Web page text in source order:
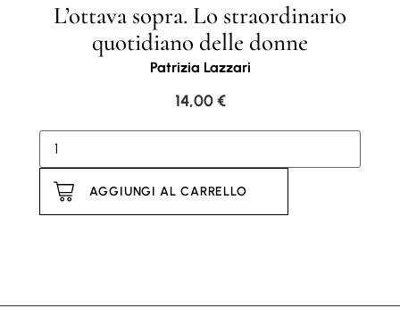
L’ottava sopra. Lo straordinario
quotidiano delle donne
Patrizia Lazzari
14,00€
AGGIUNGI AL CARRELLO